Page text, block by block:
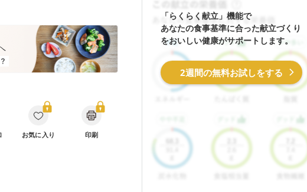
お気に入り 印刷
「らくらく献立」機能で
あなたの食事基準に合った献立づくり
をおいしい健康がサポートします。
2週間の無料お試しをする